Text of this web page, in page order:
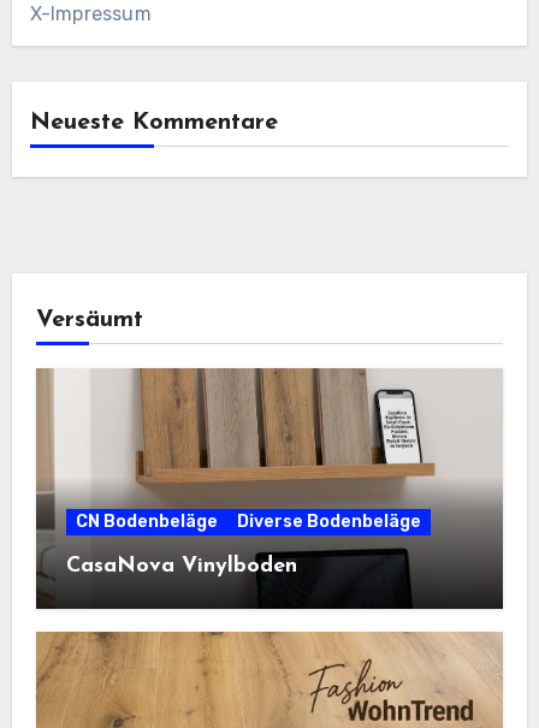
X-Impressum
Neueste Kommentare
Versäumt
CN Bodenbeläge Diverse Bodenbeläge
CasaNova Vinylboden